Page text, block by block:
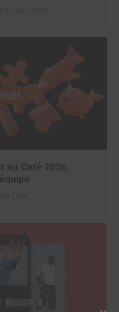
au Café 2026,